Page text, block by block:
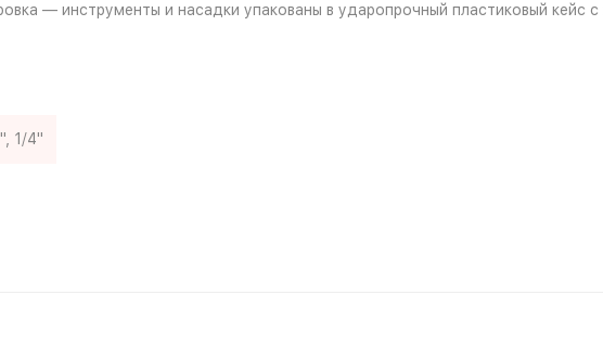
— инструменты и насадки упакованы в ударопрочный пластиковый кейс
1/4"